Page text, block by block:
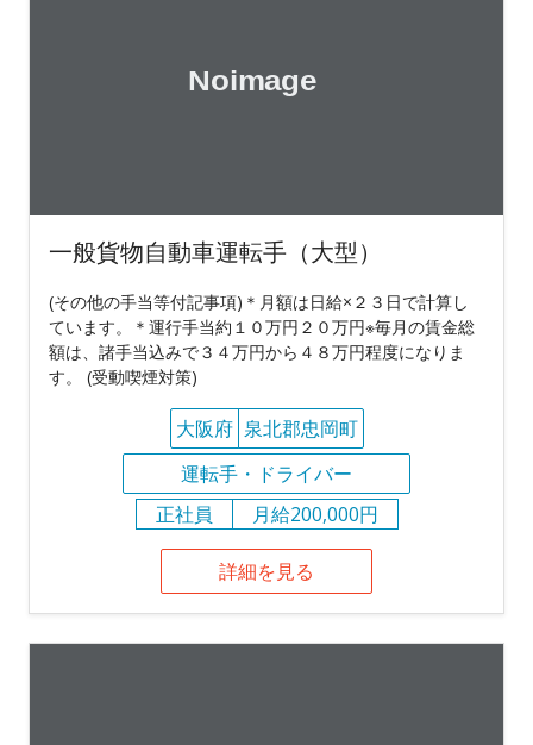
一般貨物自動車運転手（大型）
(その他の手当等付記事項)＊月額は日給×２３日で計算し
ています。＊運行手当約１０万円２０万円※毎月の賃金総
額は、諸手当込みで３４万円から４８万円程度になりま
す。 (受動喫煙対策)
大阪府 泉北郡忠岡町
運転手・ドライバー
正社員
月給200,000円
詳細を見る